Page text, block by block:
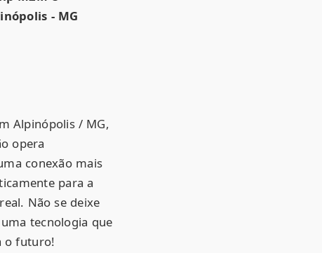
- MG
Alpinópolis / MG,
opera
conexão mais
para a
Não se deixe
tecnologia que
o futuro!